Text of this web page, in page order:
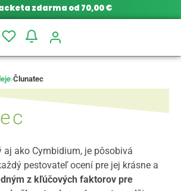
zdarma od 70,00 €
›Člunatec
aj ako Cymbidium, je pôsobivá
pestovateľ ocení pre jej krásne a
z kľúčových faktorov pre